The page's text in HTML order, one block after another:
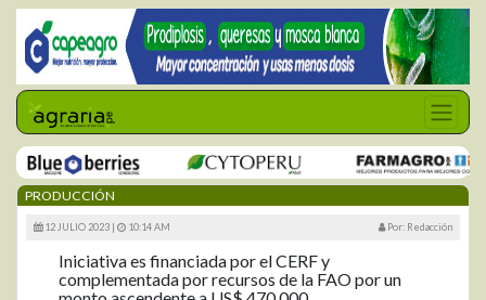
PRODUCCIÓN
12 JULIO 2023 | 10:14 AM Por: Redacción
Iniciativa es financiada por el CERF y
complementada por recursos de la FAO por un